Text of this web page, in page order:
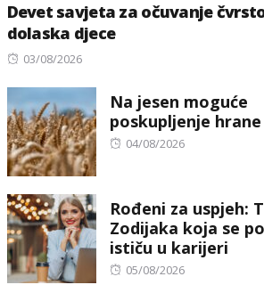
Devet savjeta za očuvanje
dolaska djece
Posted
03/08/2026
Na jesen moguće
poskupljenje
Posted
04/08/2026
Rođeni za uspjeh:
Zodijaka koja se
ističu u karijeri
Posted
05/08/2026